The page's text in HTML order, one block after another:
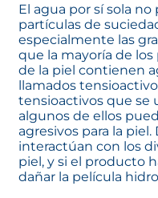
El agua por sí sola
partículas de
especialmente las
que la mayoría de
de la piel contienen
llamados
tensioactivos que se
algunos de ellos
agresivos para la
interactúan con los
piel, y si el producto
dañar la película